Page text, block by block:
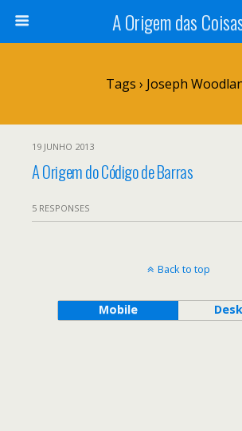
A Origem das
Tags › Joseph
19 JUNHO 2013
A Origem do Código de Barras
5 RESPONSES
Back to top
Mobile